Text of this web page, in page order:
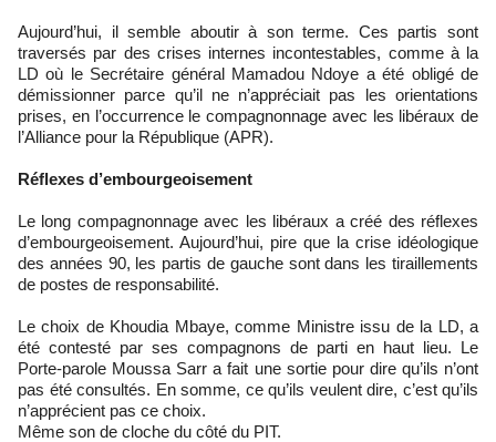
Aujourd’hui, il semble aboutir à son terme. Ces partis sont
traversés par des crises internes incontestables, comme à la
LD où le Secrétaire général Mamadou Ndoye a été obligé de
démissionner parce qu’il ne n’appréciait pas les orientations
prises, en l’occurrence le compagnonnage avec les libéraux de
l’Alliance pour la République (APR).
Réflexes d’embourgeoisement
Le long compagnonnage avec les libéraux a créé des réflexes
d’embourgeoisement. Aujourd’hui, pire que la crise idéologique
des années 90, les partis de gauche sont dans les tiraillements
de postes de responsabilité.
Le choix de Khoudia Mbaye, comme Ministre issu de la LD, a
été contesté par ses compagnons de parti en haut lieu. Le
Porte-parole Moussa Sarr a fait une sortie pour dire qu’ils n’ont
pas été consultés. En somme, ce qu’ils veulent dire, c’est qu’ils
n’apprécient pas ce choix.
Même son de cloche du côté du PIT.